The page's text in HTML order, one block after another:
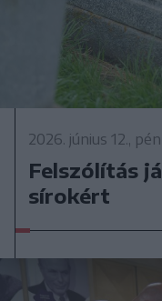
2026. június 12.,
Felszólítás
sírokért